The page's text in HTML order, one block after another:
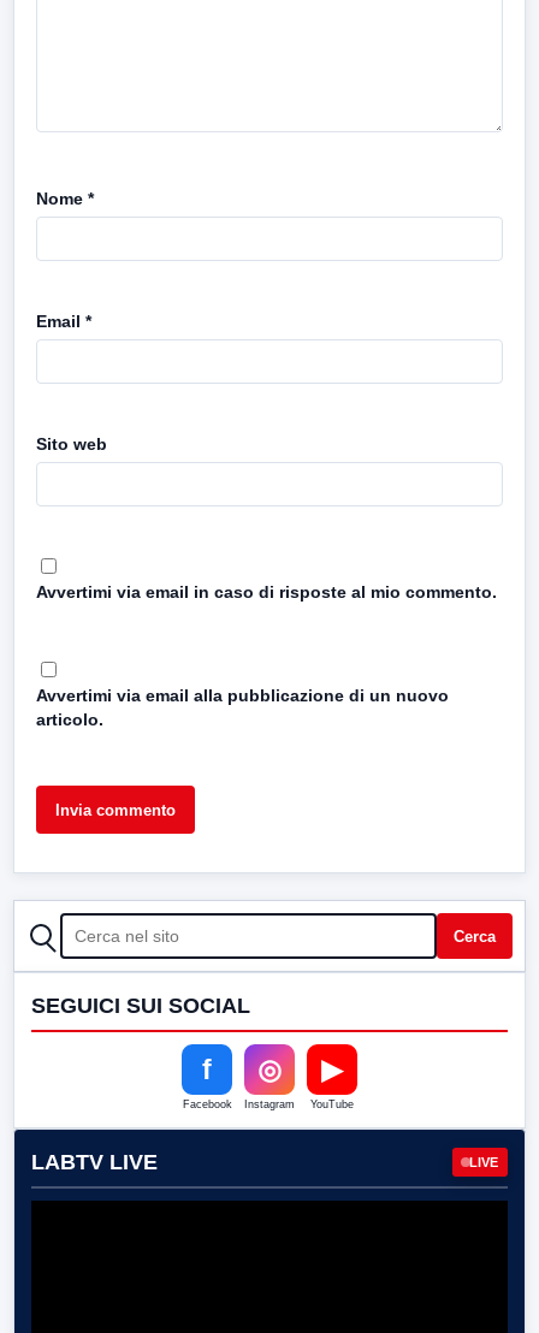
Nome *
Email *
Sito web
Avvertimi via email in caso di risposte al mio commento.
Avvertimi via email alla pubblicazione di un nuovo
articolo.
CERCA Cerca
SEGUICI SUI SOCIAL
f
Facebook
◎
Instagram
▶
YouTube
LABTV LIVE LIVE